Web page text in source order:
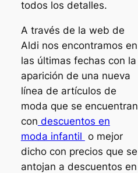
todos los detalles.
A través de la web de
Aldi nos encontramos en
las últimas fechas con la
aparición de una nueva
línea de artículos de
moda que se encuentran
con descuentos en
moda infantil o mejor
dicho con precios que se
antojan a descuentos en